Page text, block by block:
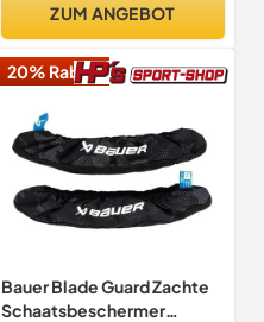
ZUM ANGEBOT
20% Rabatt
Bauer Blade Guard Zachte
Schaatsbeschermer